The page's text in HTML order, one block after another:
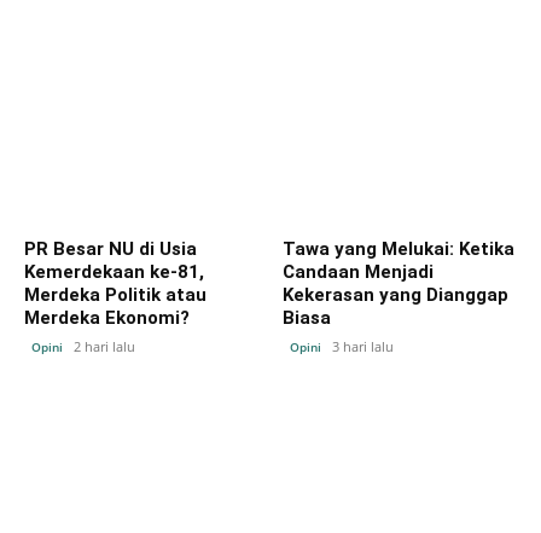
PR Besar NU di Usia
Kemerdekaan ke-81,
Merdeka Politik atau
Merdeka Ekonomi?
Opini 2 hari lalu
Tawa yang Melukai: Ketika
Candaan Menjadi
Kekerasan yang Dianggap
Biasa
Opini 3 hari lalu